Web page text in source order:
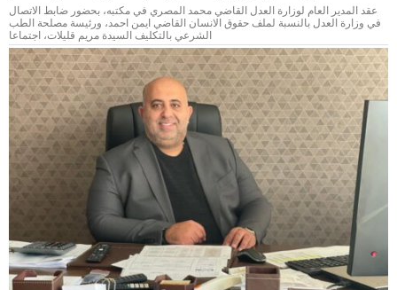
عقد المدير العام لوزارة العدل القاضي محمد المصري في مكتبه، بحضور ضابط الاتصال
في وزارة العدل بالنسبة لملف حقوق الانسان القاضي ايمن احمد، ورئيسة مصلحة الطب
الشرعي بالتكليف السيدة مريم قليلات، اجتماعا